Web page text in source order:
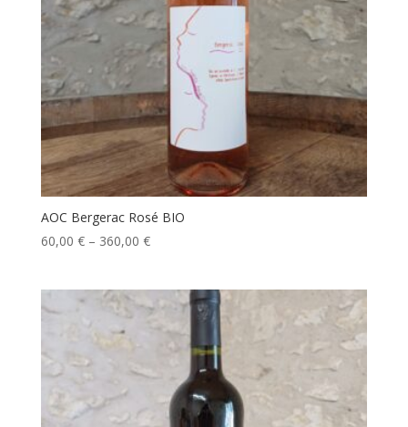
AOC Bergerac Rosé BIO
60,00 €– 360,00 €